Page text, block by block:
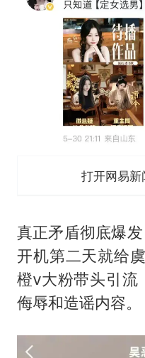
打开网易
真正矛盾彻底爆
开机第二天就给
橙v大粉带头引流
侮辱和造谣内容。